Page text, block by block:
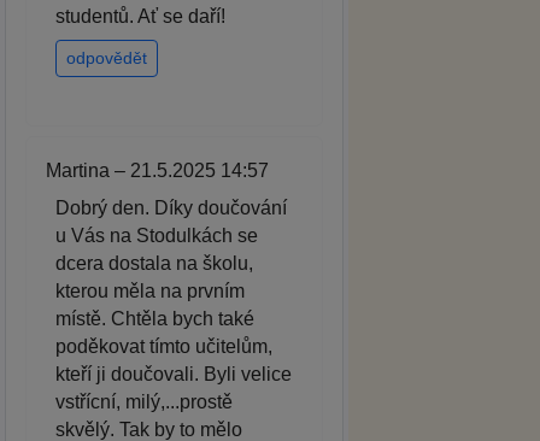
studentů. Ať se daří!
odpovědět
Martina – 21.5.2025 14:57
Dobrý den. Díky doučování
u Vás na Stodulkách se
dcera dostala na školu,
kterou měla na prvním
místě. Chtěla bych také
poděkovat tímto učitelům,
kteří ji doučovali. Byli velice
vstřícní, milý,...prostě
skvělý. Tak by to mělo